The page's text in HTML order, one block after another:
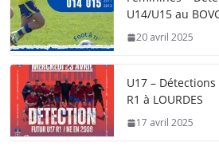
U14/U15 au
20 avril 2025
U17 –
R1 à LOURDES
17 avril 2025